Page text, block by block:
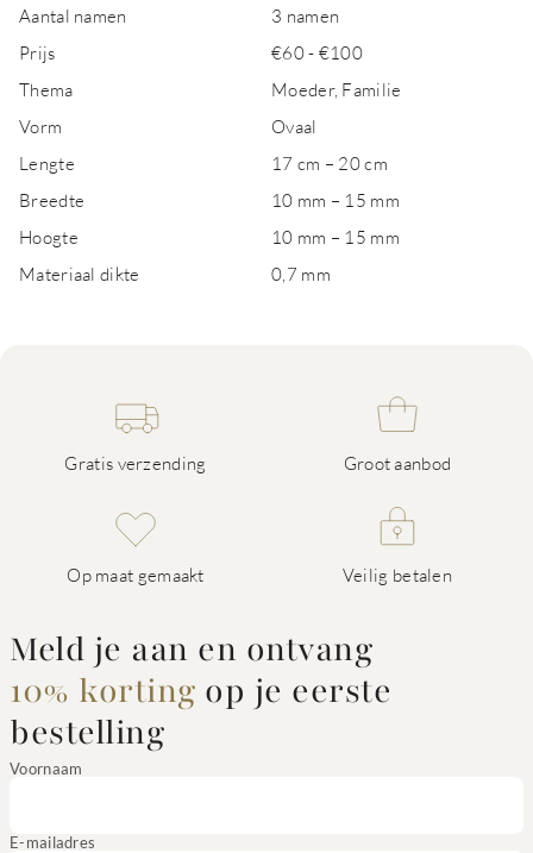
Aantal namen
3 namen
Prijs
€60 - €100
Thema
Moeder, Familie
Vorm
Ovaal
Lengte
17 cm – 20 cm
Breedte
10 mm – 15 mm
Hoogte
10 mm – 15 mm
Materiaal dikte
0,7 mm
Gratis verzending Groot aanbod
Op maat gemaakt Veilig betalen
Meld je aan en ontvang
10% korting op je eerste
bestelling
Voornaam
E-mailadres